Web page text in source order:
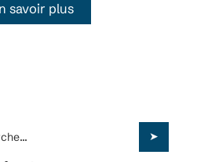
savoir plus